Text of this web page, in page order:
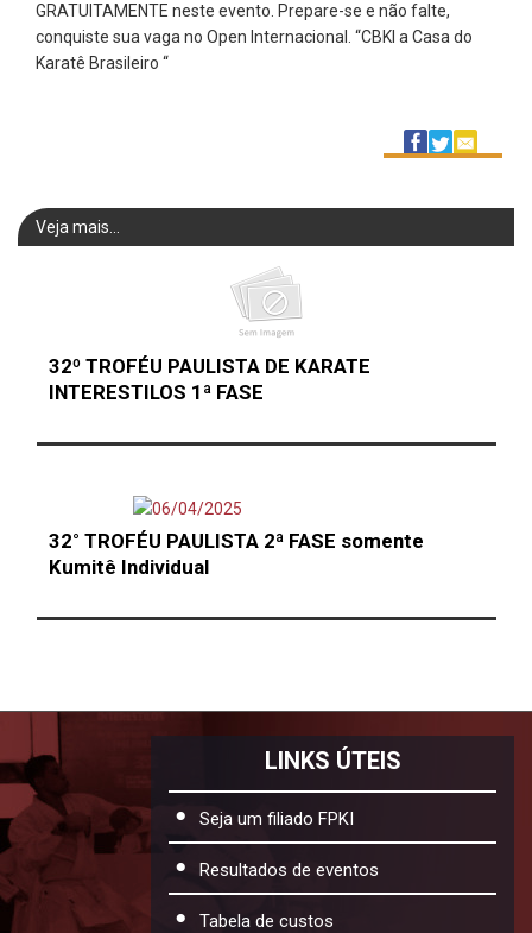
GRATUITAMENTE neste evento. Prepare-se e não falte,
conquiste sua vaga no Open Internacional. “CBKI a Casa do
Karatê Brasileiro “
Veja mais...
32º TROFÉU PAULISTA DE KARATE
INTERESTILOS 1ª FASE
32° TROFÉU PAULISTA 2ª FASE somente
Kumitê Individual
LINKS ÚTEIS
Seja um filiado FPKI
Resultados de eventos
Tabela de custos